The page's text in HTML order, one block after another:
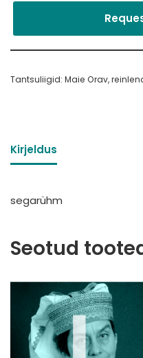
Tantsuliigid: Maie Orav,
Kirjeldus
segarühm
Seotud